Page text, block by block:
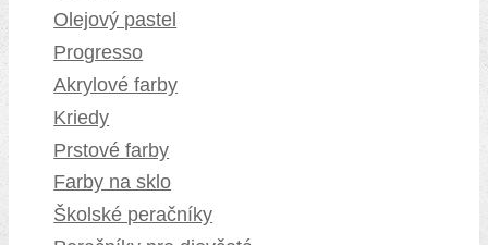
Olejový pastel
Progresso
Akrylové farby
Kriedy
Prstové farby
Farby na sklo
Školské peračníky